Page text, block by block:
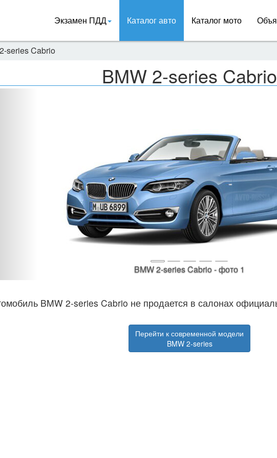
Экзамен ПДД Каталог авто Каталог мото
series Cabrio
BMW 2-series Cabrio
BMW 2-series Cabrio - фото 2
BMW 2-series Cabrio не продается в салонах
Перейти к современной модели
BMW 2-series